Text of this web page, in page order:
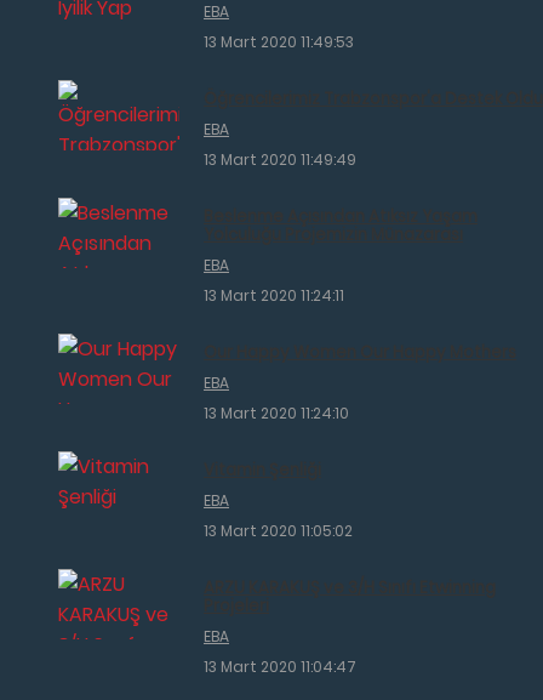
EBA
13 Mart 2020 11:49:53
EBA
13 Mart 2020 11:49:49
EBA
13 Mart 2020 11:24:11
EBA
13 Mart 2020 11:24:10
EBA
13 Mart 2020 11:05:02
EBA
13 Mart 2020 11:04:47